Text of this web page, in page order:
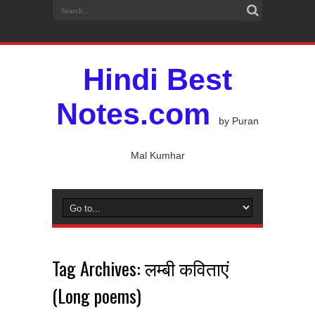
Hindi Best
Notes.com
by Puran
Mal Kumhar
Tag Archives:लम्बी कविताएं
(Long poems)